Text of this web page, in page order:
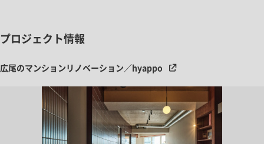
プロジェクト情報
広尾のマンションリノベーション／hyappo